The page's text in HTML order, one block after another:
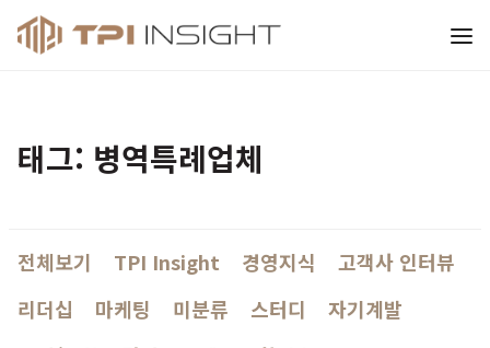
티피아이 인사이트
태그: 병역특례업체
전체보기 TPI Insight 경영지식
고객사 인터뷰
리더십
마케팅 미분류 스터디
자기계발